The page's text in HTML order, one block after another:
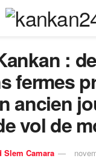
:
fermes
ancien
vol de
Slem Camara